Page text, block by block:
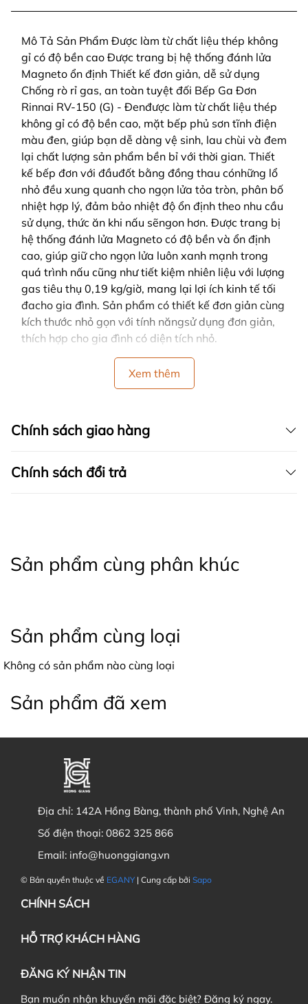
Mô Tả Sản Phẩm Được làm từ chất liệu thép không
gỉ có độ bền cao Được trang bị hệ thống đánh lửa
Magneto ổn định Thiết kế đơn giản, dễ sử dụng
Chống rò rỉ gas, an toàn tuyệt đối Bếp Ga Đơn
Rinnai RV-150 (G) - Đenđược làm từ chất liệu thép
không gỉ có độ bền cao, mặt bếp phủ sơn tĩnh điện
màu đen, giúp bạn dễ dàng vệ sinh, lau chùi và đem
lại chất lượng sản phẩm bền bỉ với thời gian. Thiết
kế bếp đơn với đầuđốt bằng đồng thau cónhững lổ
nhỏ đều xung quanh cho ngọn lửa tỏa tròn, phân bố
nhiệt hợp lý, đảm bảo nhiệt độ ổn định theo nhu cầu
sử dụng, thức ăn khi nấu sẽngon hơn. Được trang bị
hệ thống đánh lửa Magneto có độ bền và ổn định
cao, giúp giữ cho ngọn lửa luôn xanh mạnh trong
quá trình nấu cũng như tiết kiệm nhiên liệu với lượng
gas tiêu thụ 0,19 kg/giờ, mang lại lợi ích kinh tế tối
đacho gia đình. Sản phẩm có thiết kế đơn giản cùng
kích thước nhỏ gọn với tính năngsử dụng đơn giản,
thích hợp cho gia đình có diện tích nhỏ.
Xem thêm
Chính sách giao hàng
Chính sách đổi trả
Sản phẩm cùng phân khúc
Sản phẩm cùng loại
Không có sản phẩm nào cùng loại
Sản phẩm đã xem
Địa chỉ: 142A Hồng Bàng, thành phố Vinh, Nghệ An
Số điện thoại: 0862 325 866
Email: info@huonggiang.vn
© Bản quyền thuộc về EGANY | Cung cấp bởi Sapo
CHÍNH SÁCH
HỖ TRỢ KHÁCH HÀNG
ĐĂNG KÝ NHẬN TIN
Bạn muốn nhận khuyến mãi đặc biệt? Đăng ký ngay.